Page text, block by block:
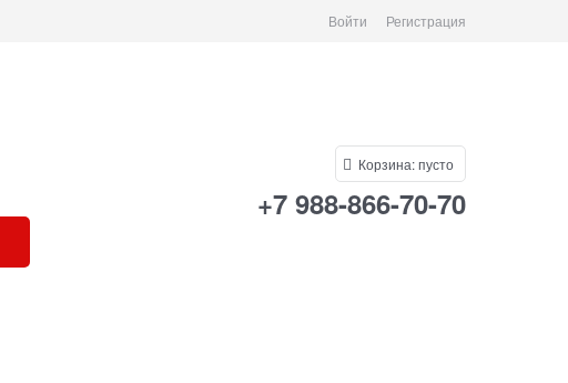
Войти Регистрация
Корзина:пусто
+7 988-866-70-70